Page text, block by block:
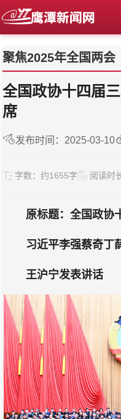
聚焦2025年全国两会
全国政协十四届
席​
发布时间：2025-03-10
字数： 约1655字 阅读时
原标题：全国政协
习近平李强蔡奇丁
王沪宁发表讲话